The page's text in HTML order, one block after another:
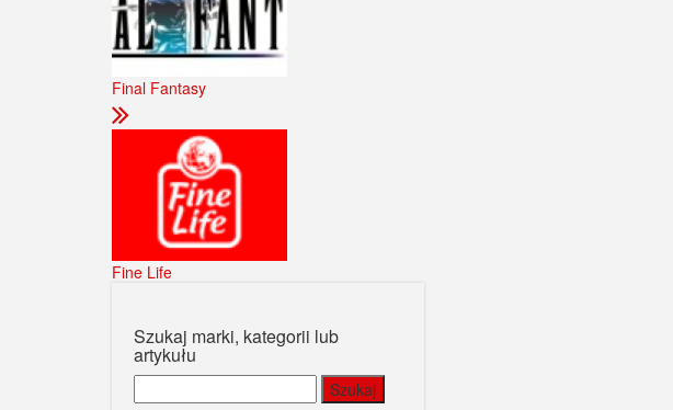
Final Fantasy
Fine Life
Szukaj marki, kategorii lub
artykułu